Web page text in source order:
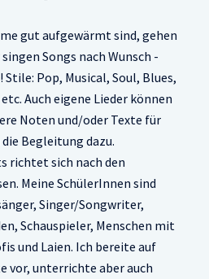
gut aufgewärmt sind, gehen
Songs nach Wunsch -
Pop, Musical, Soul, Blues,
Auch eigene Lieder können
Noten und/oder Texte für
Begleitung dazu.
richtet sich nach den
Meine SchülerInnen sind
Singer/Songwriter,
Schauspieler, Menschen mit
und Laien. Ich bereite auf
vor, unterrichte aber auch